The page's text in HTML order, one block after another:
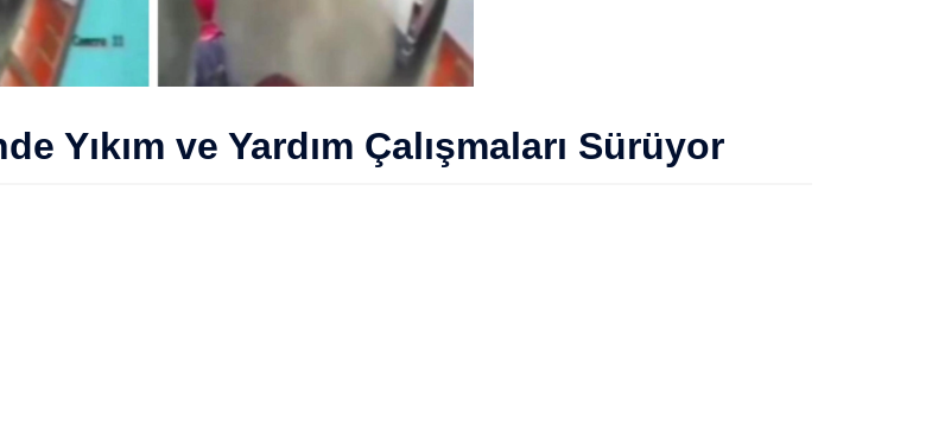
Yıkım ve Yardım Çalışmaları Sürüyor